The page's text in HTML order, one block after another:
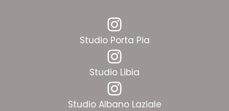
Instagram
Studio Porta Pia
Instagram
Studio Libia
Instagram
Studio Albano Laziale